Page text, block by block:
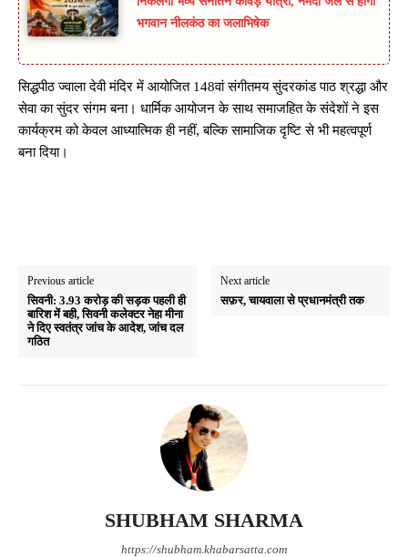
भगवान नीलकंठ का जलाभिषेक
सिद्धपीठ ज्वाला देवी मंदिर में आयोजित 148वां संगीतमय सुंदरकांड पाठ श्रद्धा और
सेवा का सुंदर संगम बना। धार्मिक आयोजन के साथ समाजहित के संदेशों ने इस
कार्यक्रम को केवल आध्यात्मिक ही नहीं, बल्कि सामाजिक दृष्टि से भी महत्वपूर्ण
बना दिया।
Previous article
सिवनी: 3.93 करोड़ की सड़क पहली ही
बारिश में बही, सिवनी कलेक्टर नेहा मीना
ने दिए स्वतंत्र जांच के आदेश, जांच दल
गठित
Next article
सफ़र, चायवाला से प्रधानमंत्री तक
SHUBHAM SHARMA
https://shubham.khabarsatta.com